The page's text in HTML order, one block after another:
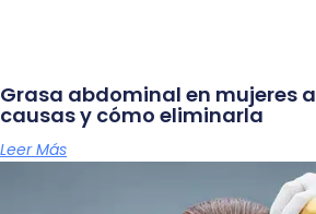
Grasa abdominal en mujeres
causas y cómo eliminarla
Leer Más